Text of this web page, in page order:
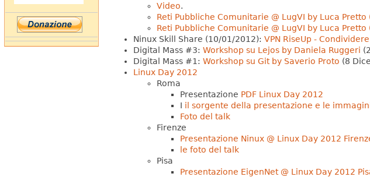
Video.
Reti Pubbliche Comunitarie @ LugVI by Luca Pretto
Reti Pubbliche Comunitarie @ LugVI by Luca Pretto
Ninux Skill Share (10/01/2012): VPN RiseUp -
Digital Mass #3: Workshop su Lejos by Daniela Ruggeri
Digital Mass #1: Workshop su Git by Saverio Proto (8
Linux Day 2012
Roma
Presentazione PDF Linux Day 2012
I il sorgente della presentazione e le
Foto del talk
Firenze
Presentazione Ninux @ Linux Day 2012
le foto del talk
Pisa
Presentazione EigenNet @ Linux Day 2012